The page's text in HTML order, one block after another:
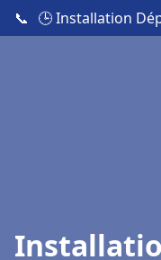
📞 🕒 Installation